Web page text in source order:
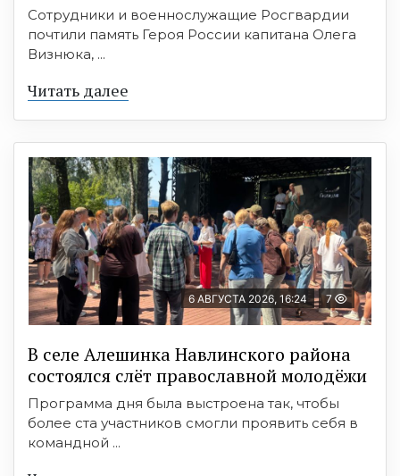
Сотрудники и военнослужащие Росгвардии
почтили память Героя России капитана Олега
Визнюка, ...
Читать далее
6 АВГУСТА 2026, 16:24 7
В селе Алешинка Навлинского района
состоялся слёт православной молодёжи
Программа дня была выстроена так, чтобы
более ста участников смогли проявить себя в
командной ...